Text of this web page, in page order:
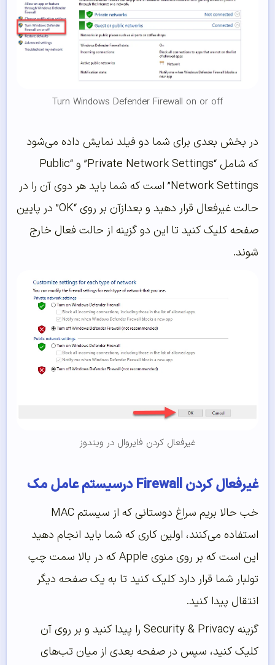
Turn Windows Defender Firewall on or off
در بخش بعدی برای شما دو فیلد نمایش داده می‌شود
که شامل “Private Network Settings” و “Public
Network Settings” است که شما باید هر دوی آن را در
حالت غیرفعال قرار دهید و بعدازآن بر روی “OK” در پایین
صفحه کلیک کنید تا این دو گزینه از حالت فعال خارج
شوند.
غیرفعال کردن فایروال در ویندوز
غیرفعال کردن Firewall درسیستم عامل مک
خب حالا بریم سراغ دوستانی که از سیستم MAC
استفاده می‌‌‌‌کنند، اولین کاری که شما باید انجام دهید
این است که بر روی منوی Apple که در بالا سمت چپ
تولبار شما قرار دارد کلیک کنید تا به یک صفحه دیگر
انتقال پیدا کنید.
گزینه Security & Privacy را پیدا کنید و بر روی آن
کلیک کنید، سپس در صفحه بعدی از میان تب‌‌های